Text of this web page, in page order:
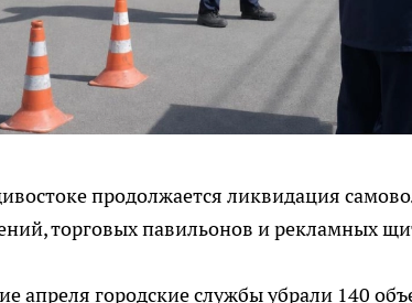
продолжается ликвидация
торговых павильонов и рекламных
апреля городские службы убрали 140